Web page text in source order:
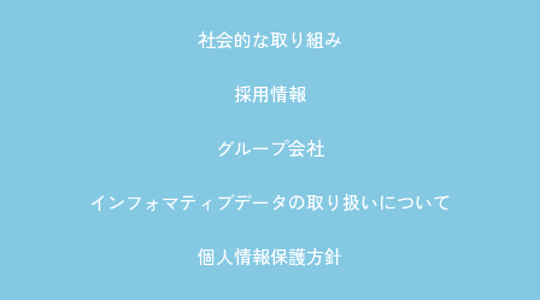
社会的な取り組み
採用情報
グループ会社
インフォマティブデータの取り扱いについて
個人情報保護方針